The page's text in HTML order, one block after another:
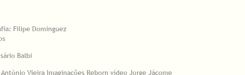
Filipe Dominguez
Balbi
Vieira Imaginações Reborn vídeo Jorge Jácome